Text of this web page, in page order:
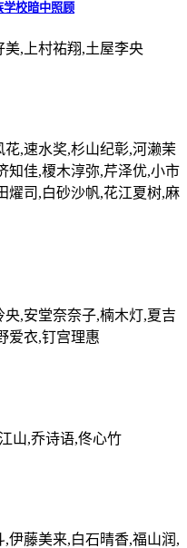
学校暗中照顾
,上村祐翔,土屋李央
,速水奖,杉山纪彰,河濑茉
知佳,榎木淳弥,芹泽优,小市
燿司,白砂沙帆,花江夏树,麻
,安堂奈奈子,楠木灯,夏吉
爱衣,钉宫理惠
山,乔诗语,佟心竹
伊藤美来,白石晴香,福山润,